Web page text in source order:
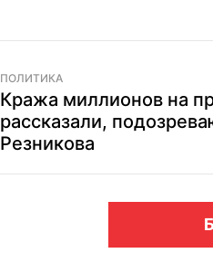
ПОЛИТИКА
Кража миллионов на
рассказали,
Резникова